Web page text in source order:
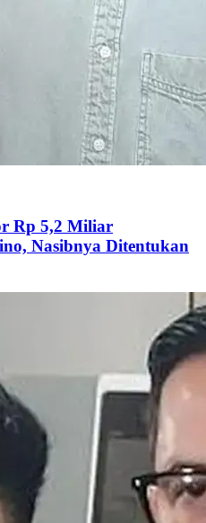
Rp 5,2 Miliar
Nasibnya Ditentukan